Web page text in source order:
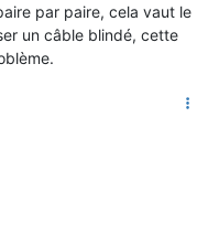
par paire, cela vaut le
un câble blindé, cette